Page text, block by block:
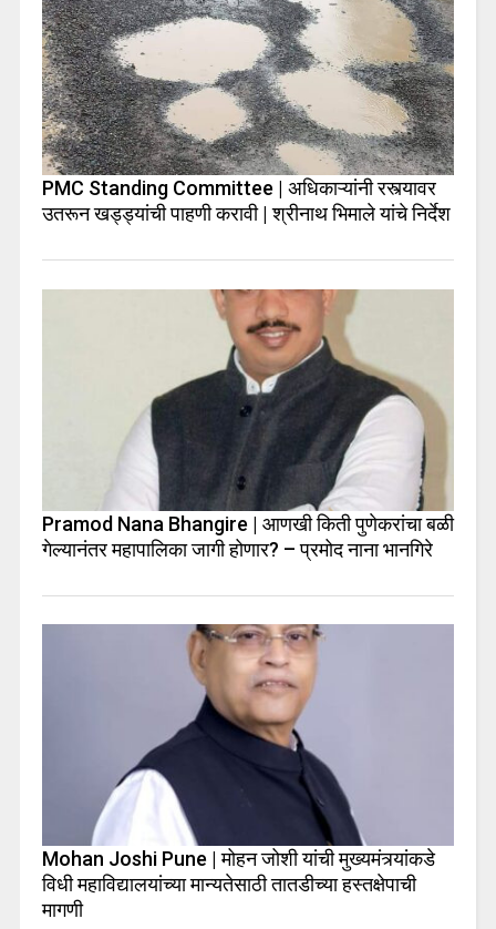
PMC Standing Committee | अधिकाऱ्यांनी रस्त्यावर
उतरून खड्ड्यांची पाहणी करावी | श्रीनाथ भिमाले यांचे निर्देश
Pramod Nana Bhangire | आणखी किती पुणेकरांचा बळी
गेल्यानंतर महापालिका जागी होणार? – प्रमोद नाना भानगिरे
Mohan Joshi Pune | मोहन जोशी यांची मुख्यमंत्र्यांकडे
विधी महाविद्यालयांच्या मान्यतेसाठी तातडीच्या हस्तक्षेपाची
मागणी